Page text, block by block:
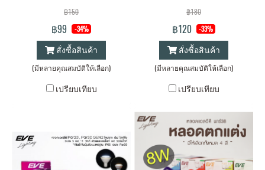
ไวท์ ขั้วE14 และ E27 แสงออกเต็ม
ไม่เกิดเงาใต้หลอด
฿150
฿99 -34%
สั่งซื้อสินค้า
(มีหลายคุณสมบัติให้เลือก)
เปรียบเทียบ
แดง ขั้วE14 และ E27
฿180
฿120 -33%
สั่งซื้อสินค้า
(มีหลายคุณสมบัติให้เลือก)
เปรียบเทียบ